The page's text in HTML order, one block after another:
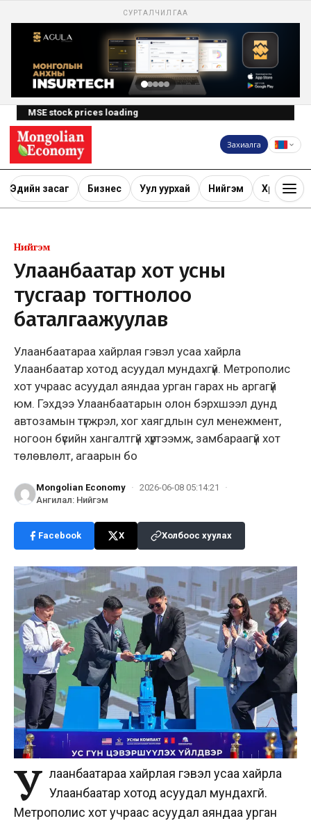
СУРТАЛЧИЛГАА
MSE stock prices loading
Захиалга
Эдийн засаг Бизнес Уул уурхай Нийгэм Хөрөнгө
Нийгэм
Улаанбаатар хот усны
тусгаар тогтнолоо
баталгаажуулав
Улаанбаатараа хайрлая гэвэл усаа хайрла
Улаанбаатар хотод асуудал мундахгүй. Метрополис
хот учраас асуудал аяндаа урган гарах нь аргагүй
юм. Гэхдээ Улаанбаатарын олон бэрхшээл дунд
автозамын түгжрэл, хог хаягдлын сул менежмент,
ногоон бүсийн хангалтгүй хүртээмж, замбараагүй хот
төлөвлөлт, агаарын бо
Mongolian Economy · 2026-06-08 05:14:21
·
Ангилал: Нийгэм
Facebook X Холбоос хуулах
У лаанбаатараа хайрлая гэвэл усаа хайрла
Улаанбаатар хотод асуудал мундахгүй.
Метрополис хот учраас асуудал аяндаа урган